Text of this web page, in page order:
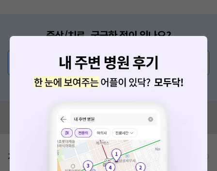
증상/치료, 궁금한 점이 있나요?
💬 무엇이든 물어보세요
혹은, 의료상담 서비스에 다양한 게시글 보러가기
모두닥 팀에 알려주세요!
가격표 비급여/급여 진료란?